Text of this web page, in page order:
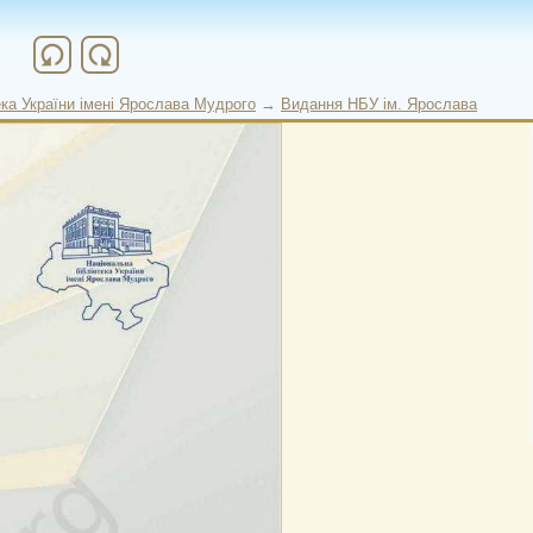
України імені Ярослава Мудрого → Видання НБУ ім. Ярослава
refresh refresh